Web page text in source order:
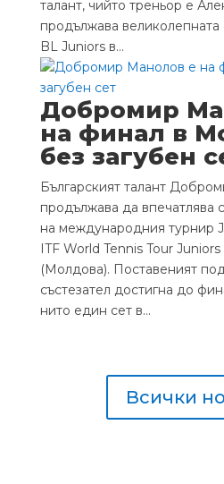
талант, чийто треньор е
продължава
BL Juniors в...
Добромир
на финал в
без загубен
Българският талант
продължава да впечатлява
на международния турнир
ITF World Tennis Tour
(Молдова). Поставеният
състезател достигна до
нито един сет в...
Всички